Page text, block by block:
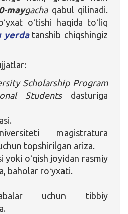
maygachaqabul qilinadi.
oʻtishi haqida toʻliq
yerdatanshib chiqshingiz
Scholarship Program
Studentsdasturiga
magistratura
topshirilgan ariza.
yoki oʻqish joyidan rasmiy
baholar roʻyxati.
uchun tibbiy